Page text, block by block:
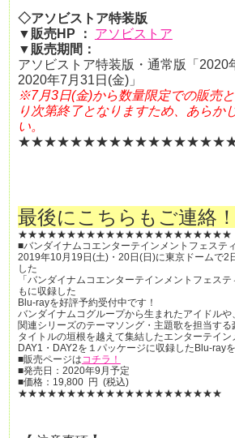
◇アソビストア特装版
▼ 販売HP ：
アソビストア
▼販売期間：
アソビストア特装版・ 通常版「2020
2020年7月31日(金)」
※7月3日(金)から数量限定での販売
り次第終了となりますため、あらか
い。
最後にこちらもご連絡！
★★★★★★★★★★★★★★★★★★★★★★
■バンダイナムコエンターテインメントフェステ
2019年10月19日(土)・20日(日)に東京ドームで2
した
「バンダイナムコエンターテインメントフェス
もに収録した
Blu-rayを好評予約受付中です！
バンダイナムコグループから生まれたアイドルや、
関連シリーズのテーマソング・主題歌を担当する
タイトルの垣根を越えて集結したエンターテイン
DAY1・DAY2を１パッケージに収録したBlu-ray
■販売ページはコチラ！
■発売日：2020年9月予定
■価格：19,800 円 (税込)
★★★★★★★★★★★★★★★★★★★★★